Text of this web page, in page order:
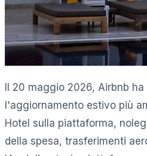
Il 20 maggio 2026, Airbnb
l'aggiornamento estivo più
Hotel sulla piattaforma,
della spesa, trasferimenti